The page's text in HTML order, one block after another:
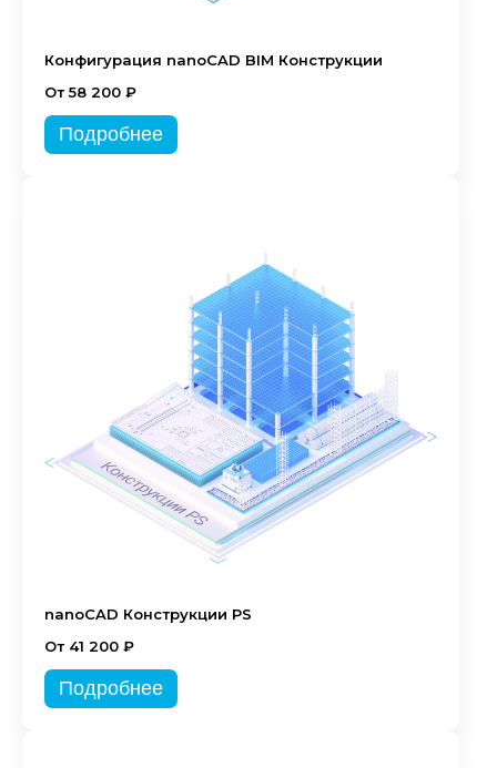
Конфигурация nanoCAD BIM Конструкции
От 58 200 ₽
Подробнее
nanoCAD Конструкции PS
От 41 200 ₽
Подробнее